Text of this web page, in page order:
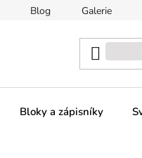
Blog Galerie
Bloky a zápisníky